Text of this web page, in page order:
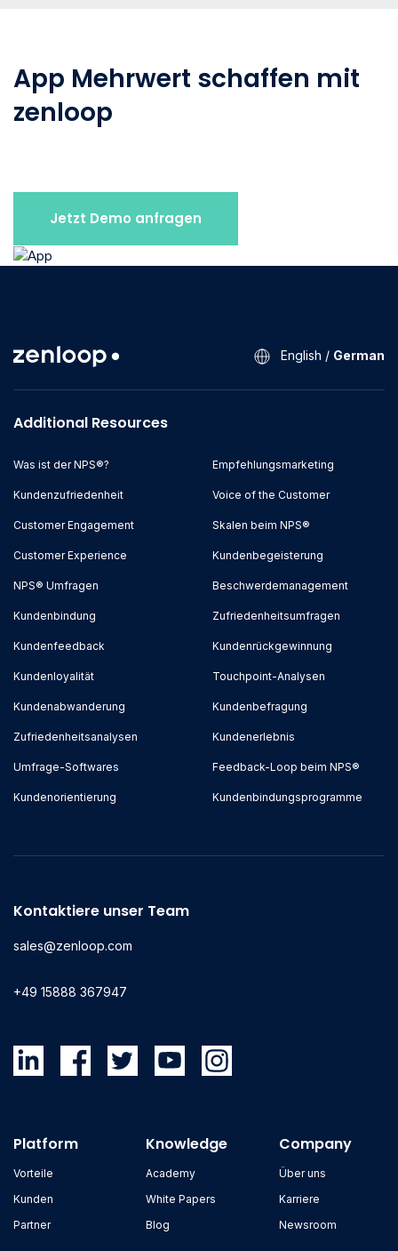
App Mehrwert schaffen mit
zenloop
Jetzt Demo anfragen
English / German
Additional Resources
Was ist der NPS®?
Kundenzufriedenheit
Customer Engagement
Customer Experience
NPS® Umfragen
Kundenbindung
Empfehlungsmarketing
Voice of the Customer
Skalen beim NPS®
Kundenbegeisterung
Beschwerdemanagement
Zufriedenheitsumfragen
Kundenfeedback
Kundenloyalität
Kundenabwanderung
Zufriedenheitsanalysen
Umfrage-Softwares
Kundenorientierung
Kundenrückgewinnung
Touchpoint-Analysen
Kundenbefragung
Kundenerlebnis
Feedback-Loop beim NPS®
Kundenbindungsprogramme
Kontaktiere unser Team
sales@zenloop.com
+49 15888 367947
Platform
Vorteile
Kunden
Partner
Knowledge
Academy
White Papers
Blog
Company
Über uns
Karriere
Newsroom